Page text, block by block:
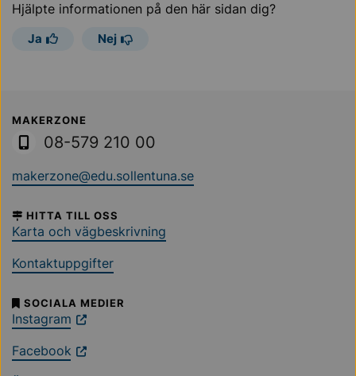
Hjälpte informationen på den här sidan dig?
Ja Nej
Sollentuna Kommun
MAKERZONE
08-579 210 00
makerzone@edu.sollentuna.se
HITTA TILL OSS
Karta och vägbeskrivning
Kontaktuppgifter
SOCIALA MEDIER
Instagram
Facebook